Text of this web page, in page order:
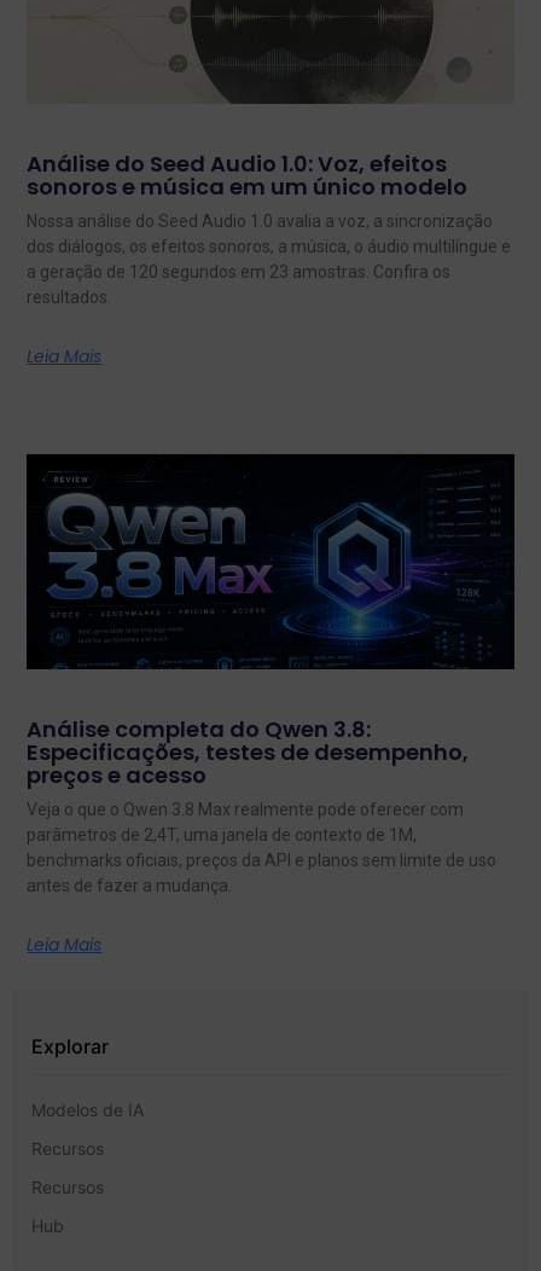
Análise do Seed Audio 1.0: Voz, efeitos
sonoros e música em um único modelo
Nossa análise do Seed Audio 1.0 avalia a voz, a sincronização
dos diálogos, os efeitos sonoros, a música, o áudio multilíngue e
a geração de 120 segundos em 23 amostras. Confira os
resultados.
Leia Mais
Análise completa do Qwen 3.8:
Especificações, testes de desempenho,
preços e acesso
Veja o que o Qwen 3.8 Max realmente pode oferecer com
parâmetros de 2,4T, uma janela de contexto de 1M,
benchmarks oficiais, preços da API e planos sem limite de uso
antes de fazer a mudança.
Leia Mais
Explorar
Modelos de IA
Recursos
Recursos
Hub